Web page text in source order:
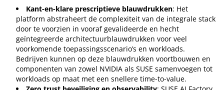
Kant-en-klare prescriptieve blauwdrukken: Het
platform abstraheert de complexiteit van de integrale stack
door te voorzien in vooraf gevalideerde en hecht
geïntegreerde architectuurblauwdrukken voor veel
voorkomende toepassingsscenario’s en workloads.
Bedrijven kunnen op deze blauwdrukken voortbouwen en
componenten van zowel NVIDIA als SUSE samenvoegen tot
workloads op maat met een snellere time-to-value.